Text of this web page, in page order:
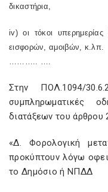
δικαστήρια,
iv) οι τόκοι
εισφορών, αμοιβών, κ.λπ.
……….. ….
Στην ΠΟΛ.1094/
συμπληρωματικές
διατάξεων του άρθρου
«Δ. Φορολογική
προκύπτουν λόγω
το Δημόσιο ή ΝΠΔΔ